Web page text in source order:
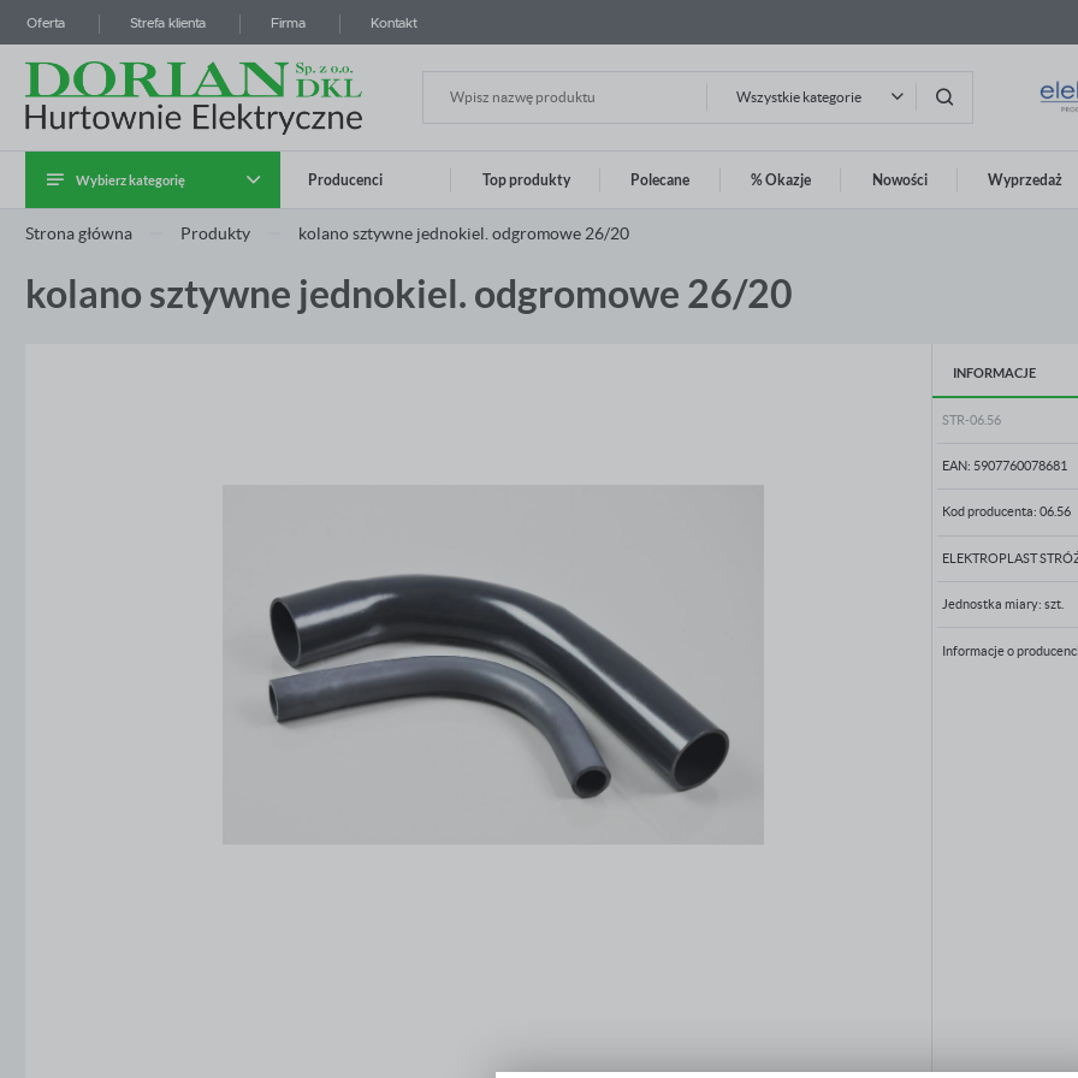
Oferta Strefa klienta Firma Kontakt
Wszystkie kategorie
Zaloguj się
podgląd historii zakupów
Wybierz kategorię
Kable i przewody
Producenci Top produkty Polecane % Okazje Nowości Wyprzedaż
Strona główna Produkty kolano sztywne jednokiel. odgromowe 26/20
kolano sztywne jednokiel. odgromowe 26/20
INFORMACJE
STR-06.56
EAN: 5907760078681
Kod producenta:06.56
ELEKTROPLAST
Jednostka miary:szt.
Informacje o
PRODUCENT, IMPORTER BĄDŹ PODMIOT ODPOWIEDZIALNY W UE
ELEKTROPLAST SP. Z O.O.
32-431 Stróża
Stróża 1015
firma@elektroplast.com